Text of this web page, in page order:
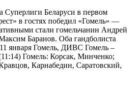
Суперлиги Беларуси в первом
в гостях победил «Гомель» —
стали гомельчанин Андрей
Баранов. Оба гандболиста
января Гомель, ДИВС Гомель –
Гомель: Корсак, Минченко;
Карнабедин, Саратовский,